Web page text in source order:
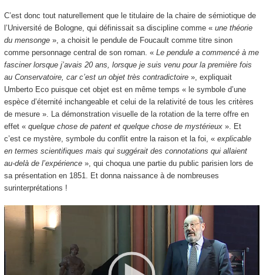
C’est donc tout naturellement que le titulaire de la chaire de sémiotique de
l’Université de Bologne, qui définissait sa discipline comme « une théorie
du mensonge», a choisit le pendule de Foucault comme titre sinon
comme personnage central de son roman. « Le pendule a commencé à me
fasciner lorsque j’avais 20 ans, lorsque je suis venu pour la première fois
au Conservatoire, car c’est un objet très contradictoire», expliquait
Umberto Eco puisque cet objet est en même temps « le symbole d’une
espèce d’éternité inchangeable et celui de la relativité de tous les critères
de mesure ». La démonstration visuelle de la rotation de la terre offre en
effet « quelque chose de patent et quelque chose de mystérieux». Et
c’est ce mystère, symbole du conflit entre la raison et la foi, « explicable
en termes scientifiques mais qui suggérait des connotations qui allaient
au-delà de l’expérience», qui choqua une partie du public parisien lors de
sa présentation en 1851. Et donna naissance à de nombreuses
surinterprétations !